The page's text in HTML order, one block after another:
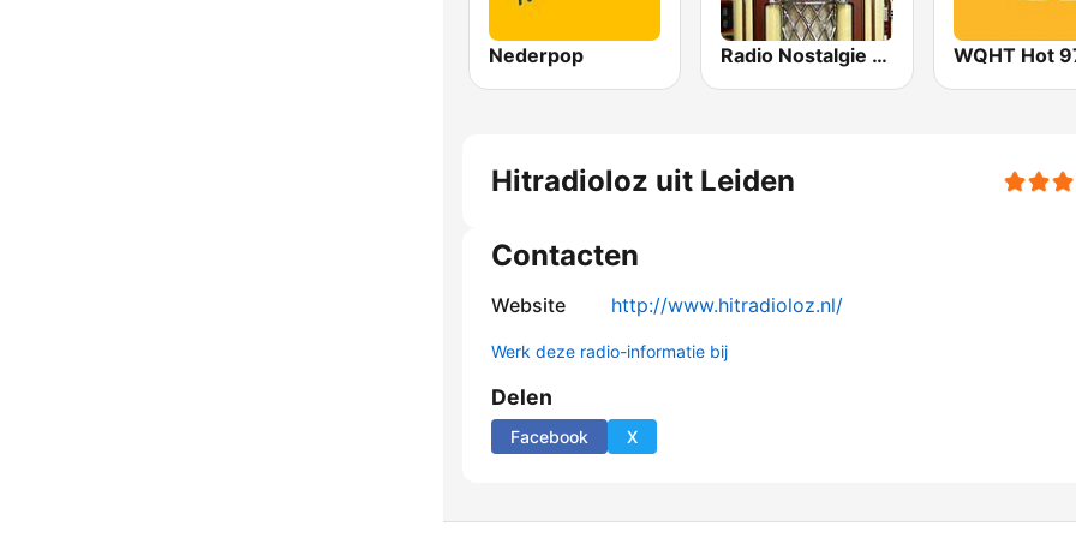
Nederpop Radio Nostalgie Nederland WQHT Hot
Hitradioloz uit Leiden
Contacten
Website http://www.hitradioloz.nl/
Werk deze radio-informatie bij
Delen
Facebook X